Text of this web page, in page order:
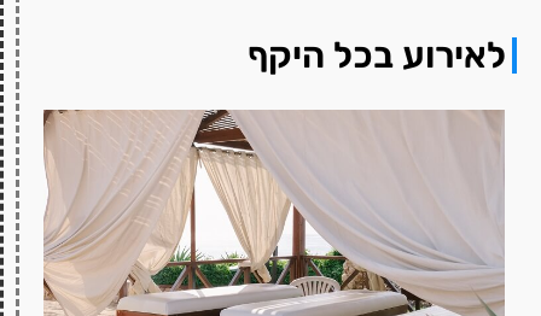
לאירוע בכל היקף